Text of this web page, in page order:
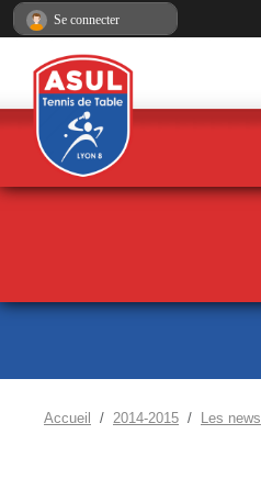
Accueil 2014-2015 Les news
Se connecter
Panneau de gestion des cookies